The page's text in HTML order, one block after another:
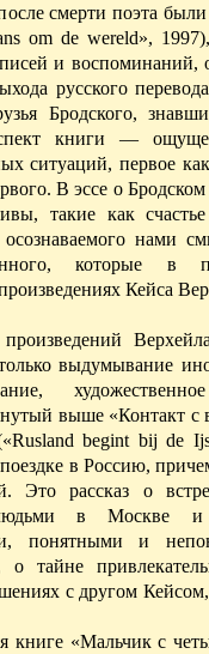
смерти поэта
om de wereld»,
и
русского
Бродского,
книги —
ситу­аций, первое
В эссе о
такие как счастье
нами
которые в
Кейса
выдумывание
выше «Контакт с
Rusland begint bij de
в Россию,
рассказ о
в Москве и
понятными и
тайне
с другом
книге «Мальчик с